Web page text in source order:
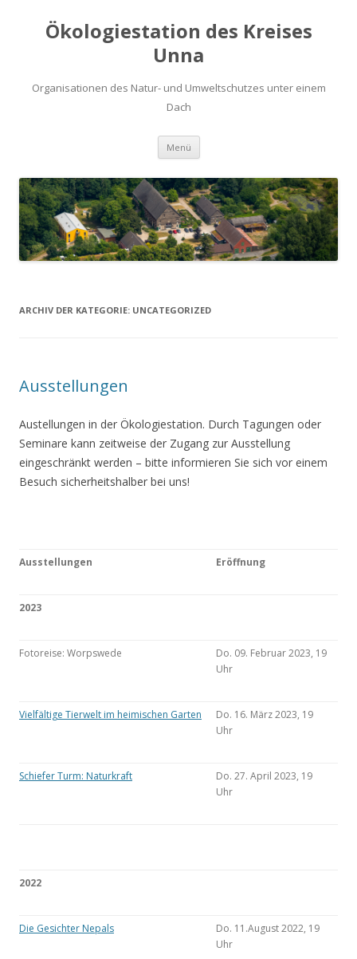
Ökologiestation des Kreises
Unna
Organisationen des Natur- und Umweltschutzes unter einem
Dach
Menü Zum
springen
ARCHIV DER KATEGORIE: UNCATEGORIZED
Ausstellungen
Austellungen in der Ökologiestation. Durch Tagungen oder
Seminare kann zeitweise der Zugang zur Ausstellung
eingeschränkt werden – bitte informieren Sie sich vor einem
Besuch sicherheitshalber bei uns!
Ausstellungen Eröffnung
2023
Fotoreise: Worpswede
Do. 09. Februar 2023, 19
Uhr
Vielfältige Tierwelt im heimischen Garten
Do. 16. März 2023, 19
Uhr
Schiefer Turm: Naturkraft
Do. 27. April 2023, 19
Uhr
2022
Die Gesichter Nepals
Do. 11.August 2022, 19
Uhr